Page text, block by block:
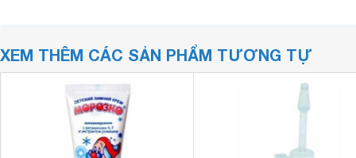
XEM THÊM CÁC SẢN PHẨM TƯƠNG TỰ